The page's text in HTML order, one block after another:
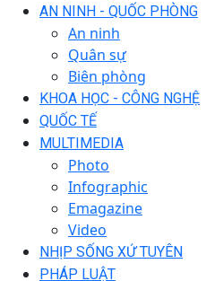
AN NINH - QUỐC PHÒNG
An ninh
Quân sự
Biên phòng
KHOA HỌC - CÔNG NGHỆ
QUỐC TẾ
MULTIMEDIA
Photo
Infographic
Emagazine
Video
NHỊP SỐNG XỨ TUYÊN
PHÁP LUẬT